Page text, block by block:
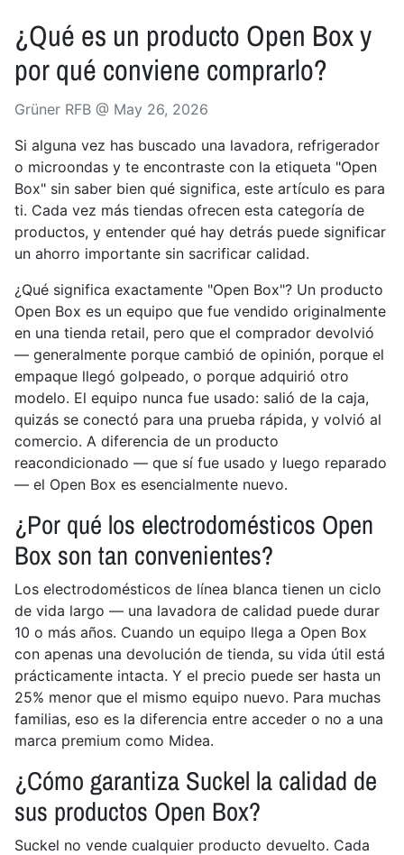
¿Qué es un producto Open Box y
por qué conviene comprarlo?
Grüner RFB @ May 26, 2026
Si alguna vez has buscado una lavadora, refrigerador
o microondas y te encontraste con la etiqueta "Open
Box" sin saber bien qué significa, este artículo es para
ti. Cada vez más tiendas ofrecen esta categoría de
productos, y entender qué hay detrás puede significar
un ahorro importante sin sacrificar calidad.
¿Qué significa exactamente "Open Box"? Un producto
Open Box es un equipo que fue vendido originalmente
en una tienda retail, pero que el comprador devolvió
— generalmente porque cambió de opinión, porque el
empaque llegó golpeado, o porque adquirió otro
modelo. El equipo nunca fue usado: salió de la caja,
quizás se conectó para una prueba rápida, y volvió al
comercio. A diferencia de un producto
reacondicionado — que sí fue usado y luego reparado
— el Open Box es esencialmente nuevo.
¿Por qué los electrodomésticos Open
Box son tan convenientes?
Los electrodomésticos de línea blanca tienen un ciclo
de vida largo — una lavadora de calidad puede durar
10 o más años. Cuando un equipo llega a Open Box
con apenas una devolución de tienda, su vida útil está
prácticamente intacta. Y el precio puede ser hasta un
25% menor que el mismo equipo nuevo. Para muchas
familias, eso es la diferencia entre acceder o no a una
marca premium como Midea.
¿Cómo garantiza Suckel la calidad de
sus productos Open Box?
Suckel no vende cualquier producto devuelto. Cada